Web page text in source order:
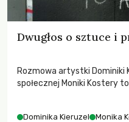
Dwugłos o sztuce i
Rozmowa artystki Dominiki
społecznej Moniki Kostery
Dominika Kieruzel Monika